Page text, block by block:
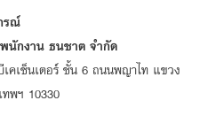
รณ์
กงาน ธนชาต จำกัด
คเซ็นเตอร์ ชั้น 6 ถนนพญาไท แขวง
พฯ 10330